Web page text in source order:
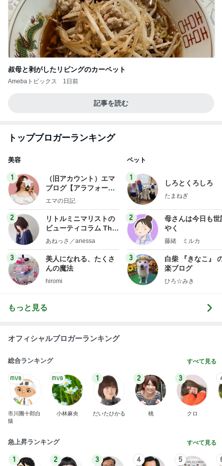
叔母と剥がしたリビングのカーペット
Amebaトピックス 1日前
記事を読む
トップブロガーランキング
美容
1
（旧アカウント）エマ
ブログ【アラフォー会
社売却セカンドライ
エマの日記
2
リトルミニマリストの
ビューティコラム The
little minimalist's bea
あねっさ／anessa
3
美人になれる、たくさ
んの魔法
hiromi
ペット
1
しろとくろしろ
たまねぎ
2
母さんは今日も世
やく
藤緒 ミルカ
3
白柴 『きなこ』
楽ブログ
ひろ☆みき
もっと見る
オフィシャルブロガーランキング
総合ランキング すべて見る
市川團十郎白
猿
小林麻央
1
だいたひかる
2
桃
3
クロ
急上昇ランキング すべて見る
1 2 3 4 5